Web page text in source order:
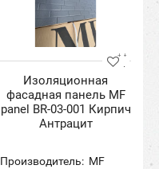
Изоляционная
фасадная панель MF
panel BR-03-001 Кирпич
Антрацит
Производитель: MF